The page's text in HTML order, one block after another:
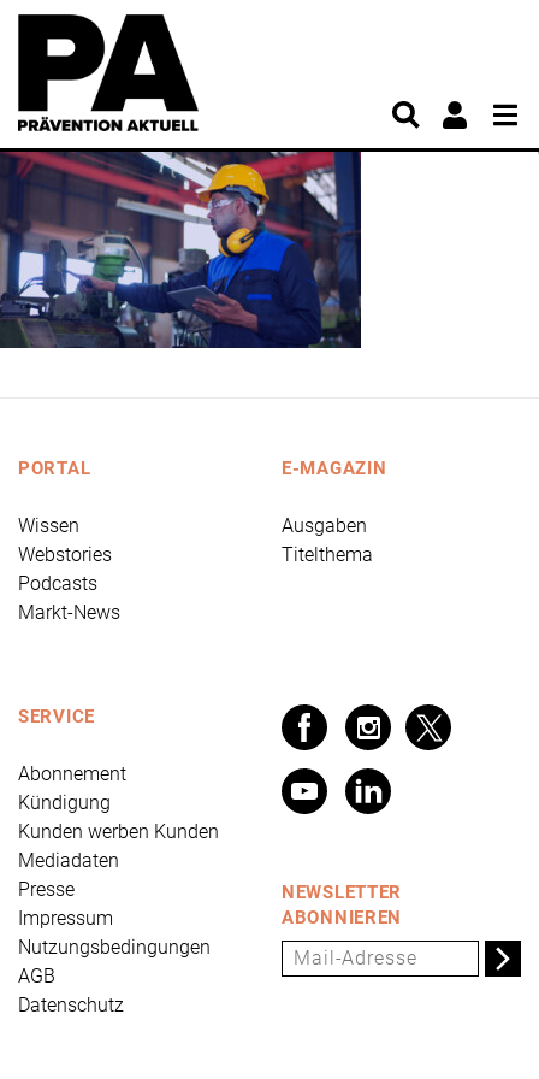
PORTAL
Wissen
Webstories
Podcasts
Markt-News
E-MAGAZIN
Ausgaben
Titelthema
SERVICE
Abonnement
Kündigung
Kunden werben Kunden
Mediadaten
Presse
Impressum
Nutzungsbedingungen
AGB
Datenschutz
NEWSLETTER
ABONNIEREN